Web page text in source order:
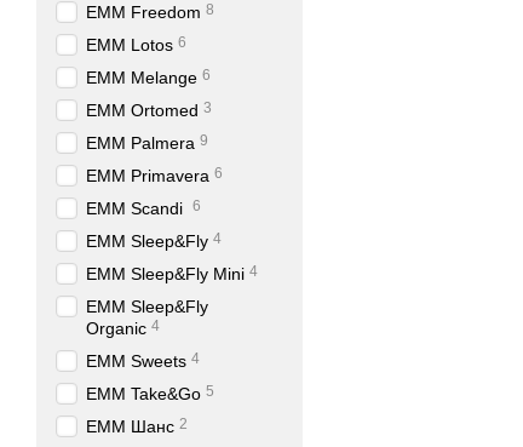
EMM Freedom 8
EMM Lotos 6
EMM Melange 6
EMM Ortomed 3
EMM Palmera 9
EMM Primavera 6
EMM Scandi 6
EMM Sleep&Fly 4
EMM Sleep&Fly Mini 4
EMM Sleep&Fly
Organic 4
EMM Sweets 4
EMM Take&Go 5
EMM Шанс 2